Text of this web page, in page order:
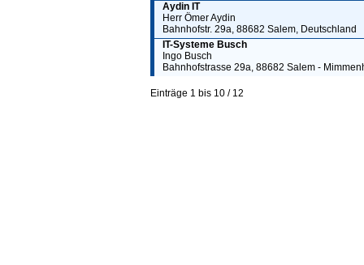
Aydin IT
Herr Ömer Aydin
Bahnhofstr. 29a, 88682 Salem, Deutschland
IT-Systeme Busch
Ingo Busch
Bahnhofstrasse 29a, 88682 Salem -
Einträge 1 bis 10 / 12